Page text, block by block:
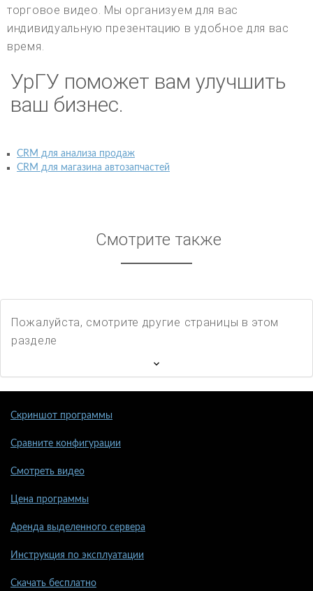
торговое видео. Мы организуем для вас
индивидуальную презентацию в удобное для вас
время.
УрГУ поможет вам улучшить
ваш бизнес.
CRM для анализа продаж
CRM для магазина автозапчастей
Смотрите также
Пожалуйста, смотрите другие страницы в этом
разделе
Скриншот программы
Сравните конфигурации
Смотреть видео
Цена программы
Аренда выделенного сервера
Инструкция по эксплуатации
Скачать бесплатно